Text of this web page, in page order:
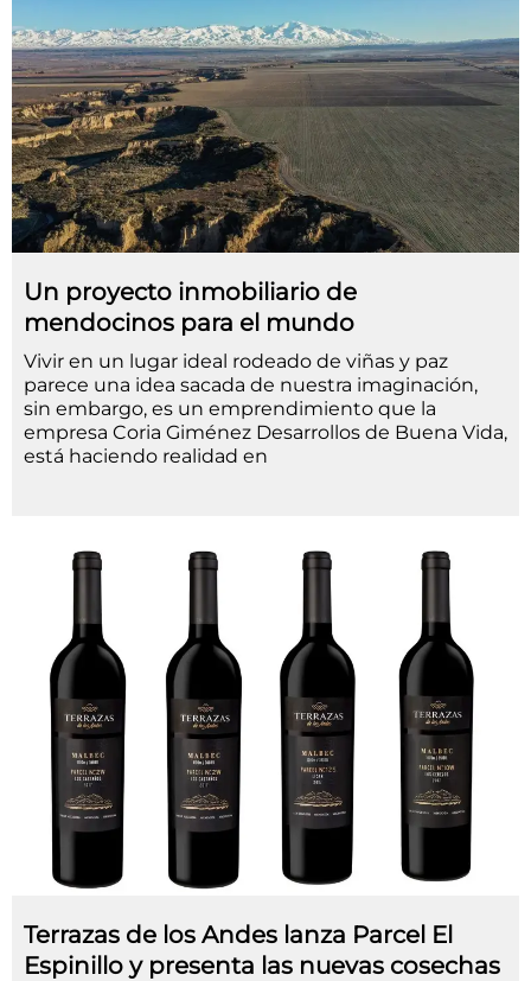
Un proyecto inmobiliario de
mendocinos para el mundo
Vivir en un lugar ideal rodeado de viñas y paz
parece una idea sacada de nuestra imaginación,
sin embargo, es un emprendimiento que la
empresa Coria Giménez Desarrollos de Buena Vida,
está haciendo realidad en
Terrazas de los Andes lanza Parcel El
Espinillo y presenta las nuevas cosechas